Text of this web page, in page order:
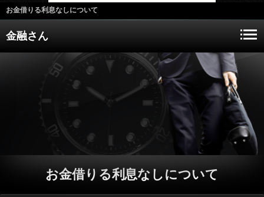
お金借りる利息なしについて
金融さん
お金借りる利息なしについて